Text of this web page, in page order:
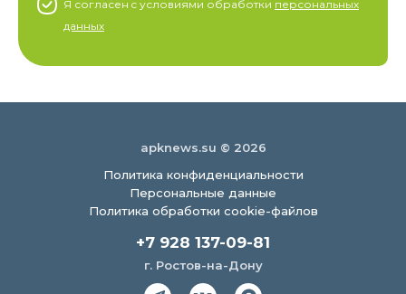
Я согласен c условиями обработки персональных
данных
apknews.su © 2026
Политика конфиденциальности
Персональные данные
Политика обработки cookie-файлов
+7 928 137-09-81
г. Ростов-на-Дону